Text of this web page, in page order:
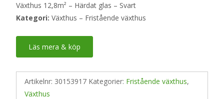
Växthus 12,8m² – Härdat glas – Svart
Kategori: Växthus – Fristående växthus
Läs mera & köp
Artikelnr: 30153917 Kategorier: Fristående växthus,
Växthus